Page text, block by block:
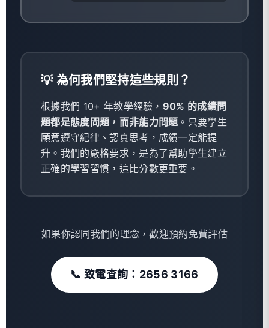
💡 為何我們堅持這些規則？
根據我們 10+ 年教學經驗， 90% 的成績問
題都是態度問題，而非能力問題。只要學生
願意遵守紀律、認真思考，成績一定能提
升。我們的嚴格要求，是為了幫助學生建立
正確的學習習慣，這比分數更重要。
如果你認同我們的理念，歡迎預約免費評估
📞 致電查詢：2656 3166